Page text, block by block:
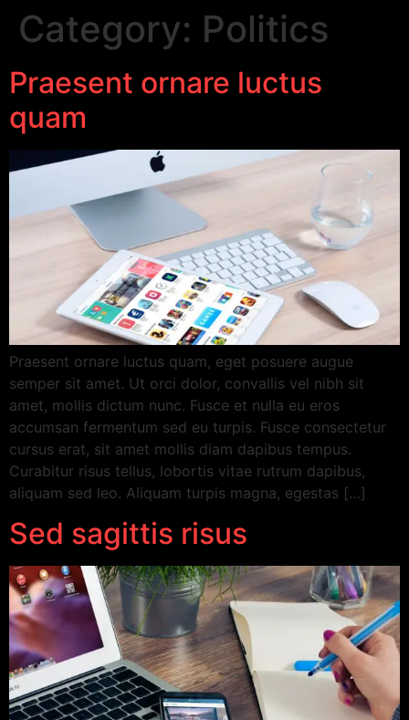
Category: Politics
Praesent ornare luctus
quam
Praesent ornare luctus quam, eget posuere augue
semper sit amet. Ut orci dolor, convallis vel nibh sit
amet, mollis dictum nunc. Fusce et nulla eu eros
accumsan fermentum sed eu turpis. Fusce consectetur
cursus erat, sit amet mollis diam dapibus tempus.
Curabitur risus tellus, lobortis vitae rutrum dapibus,
aliquam sed leo. Aliquam turpis magna, egestas […]
Sed sagittis risus